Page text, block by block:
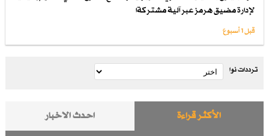
لإدارة مضيق هرمز عبر آلية مشتركةا
قبل 1 أسبوع
ترددات نوا
الأكثر قراءة احدث الاخبار